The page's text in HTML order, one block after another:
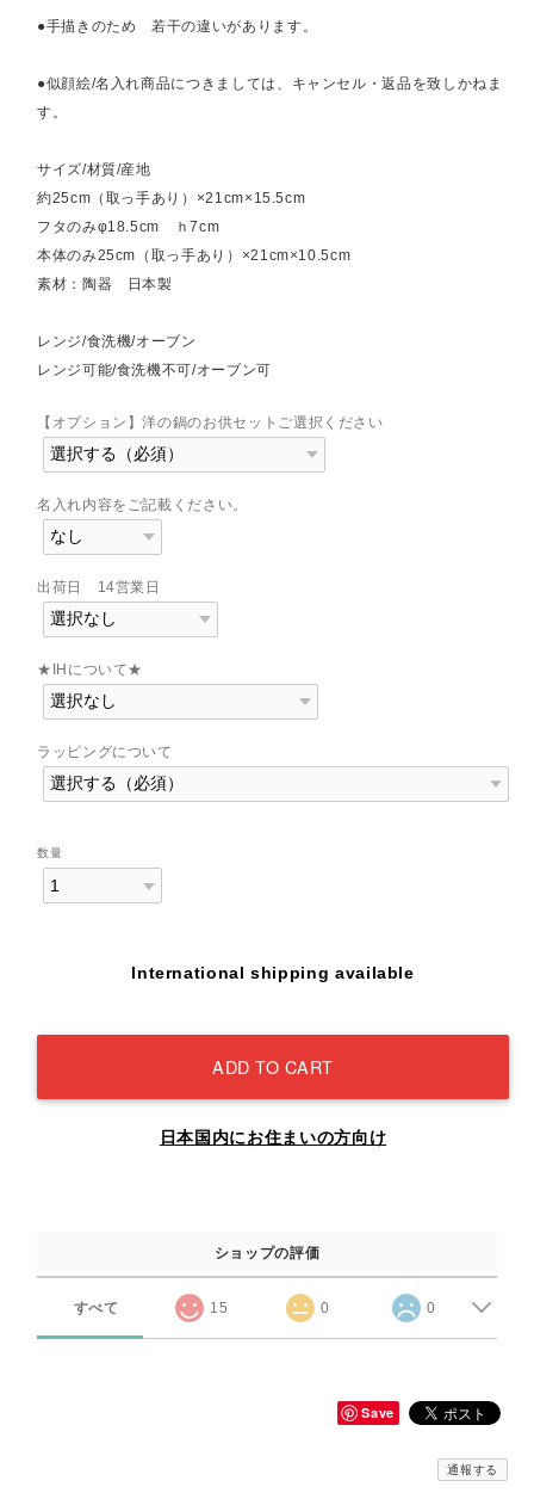
●手描きのため 若干の違いがあります。
●似顔絵/名入れ商品につきましては、キャンセル・返品を致しかねま
す。
サイズ/材質/産地
約25cm（取っ手あり）×21cm×15.5cm
フタのみφ18.5cm ｈ7cm
本体のみ25cm（取っ手あり）×21cm×10.5cm
素材：陶器 日本製
レンジ/食洗機/オーブン
レンジ可能/食洗機不可/オーブン可
【オプション】洋の鍋のお供セットご選択ください
名入れ内容をご記載ください。
出荷日 14営業日
★IHについて★
ラッピングについて
数量
International shipping available
ADD TO CART
日本国内にお住まいの方向け
ショップの評価
すべて 15 0 0
Save
通報する